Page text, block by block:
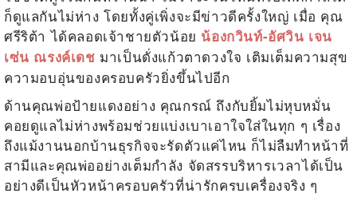
ก็ดูแลกันไม่ห่าง โดยทั้งคู่เพิ่งจะมีข่าวดีครั้งใหญ่ เมื่อ คุณ
ศรีริต้า ได้คลอดเจ้าชายตัวน้อย น้องกวินท์-อัศวิน เจน
เซ่น ณรงค์เดช มาเป็นดั่งแก้วตาดวงใจ เติมเต็มความสุข
ความอบอุ่นของครอบครัวยิ่งขึ้นไปอีก
ด้านคุณพ่อป้ายแดงอย่าง คุณกรณ์ ถึงกับยิ้มไม่หุบหมั่น
คอยดูแลไม่ห่างพร้อมช่วยแบ่งเบาเอาใจใส่ในทุก ๆ เรื่อง
ถึงแม้งานนอกบ้านธุรกิจจะรัดตัวแค่ไหน ก็ไม่ลืมทำหน้าที่
สามีและคุณพ่ออย่างเต็มกำลัง จัดสรรบริหารเวลาได้เป็น
อย่างดีเป็นหัวหน้าครอบครัวที่น่ารักครบเครื่องจริง ๆ